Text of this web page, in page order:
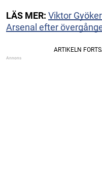
LÄS MER: Viktor
Arsenal efter